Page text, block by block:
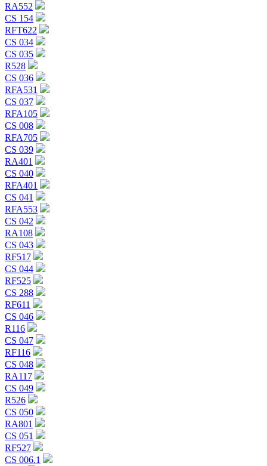
RA552
CS 154
RFT622
CS 034
CS 035
R528
CS 036
RFA531
CS 037
RFA105
CS 008
RFA705
CS 039
RA401
CS 040
RFA401
CS 041
RFA553
CS 042
RA108
CS 043
RF517
CS 044
RF525
CS 288
RF611
CS 046
R116
CS 047
RF116
CS 048
RA117
CS 049
R526
CS 050
RA801
CS 051
RF527
CS 006.1